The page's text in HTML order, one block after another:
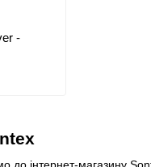
до інтернет-магазину
-